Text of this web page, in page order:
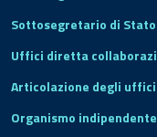
Sottosegretario di Stato
Uffici diretta
Articolazione degli
Organismo